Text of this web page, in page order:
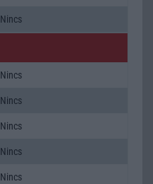
Nincs
Nincs
Nincs
Nincs
Nincs
Nincs